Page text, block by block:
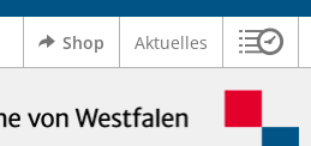
Shop Aktuelles
oder "Pfarrerausschuss".